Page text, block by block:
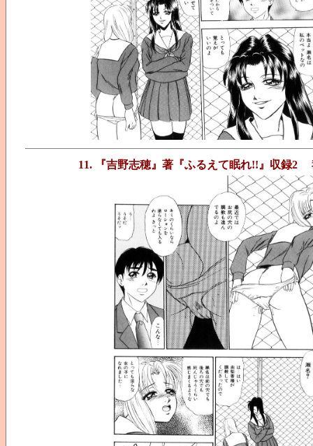
11. 『吉野志穂』著『ふるえて眠れ!!』収録2